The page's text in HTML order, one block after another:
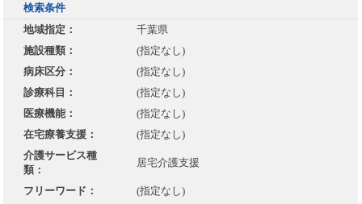
検索条件
地域指定：
千葉県
施設種類：
(指定なし)
病床区分：
(指定なし)
診療科目：
(指定なし)
医療機能：
(指定なし)
在宅療養支援：
(指定なし)
介護サービス種
類：
居宅介護支援
フリーワード： (指定なし)